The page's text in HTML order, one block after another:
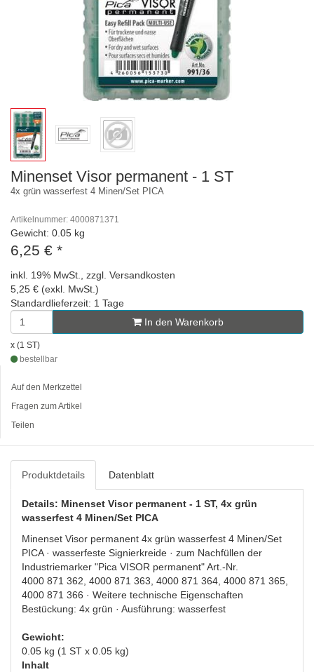
Minenset Visor permanent - 1 ST
4x grün wasserfest 4 Minen/Set PICA
Artikelnummer: 4000871371
Gewicht: 0.05 kg
6,25 € *
inkl. 19% MwSt., zzgl. Versandkosten
5,25 € (exkl. MwSt.)
Standardlieferzeit: 1 Tage
In den Warenkorb
x (1 ST)
bestellbar
Auf den Merkzettel
Fragen zum Artikel
Teilen
Produktdetails Datenblatt
Details: Minenset Visor permanent - 1 ST, 4x grün
wasserfest 4 Minen/Set PICA
Minenset Visor permanent 4x grün wasserfest 4 Minen/Set
PICA · wasserfeste Signierkreide · zum Nachfüllen der
Industriemarker "Pica VISOR permanent" Art.-Nr.
4000 871 362, 4000 871 363, 4000 871 364, 4000 871 365,
4000 871 366 · Weitere technische Eigenschaften
Bestückung: 4x grün · Ausführung: wasserfest
Gewicht:
0.05 kg (1 ST x 0.05 kg)
Inhalt